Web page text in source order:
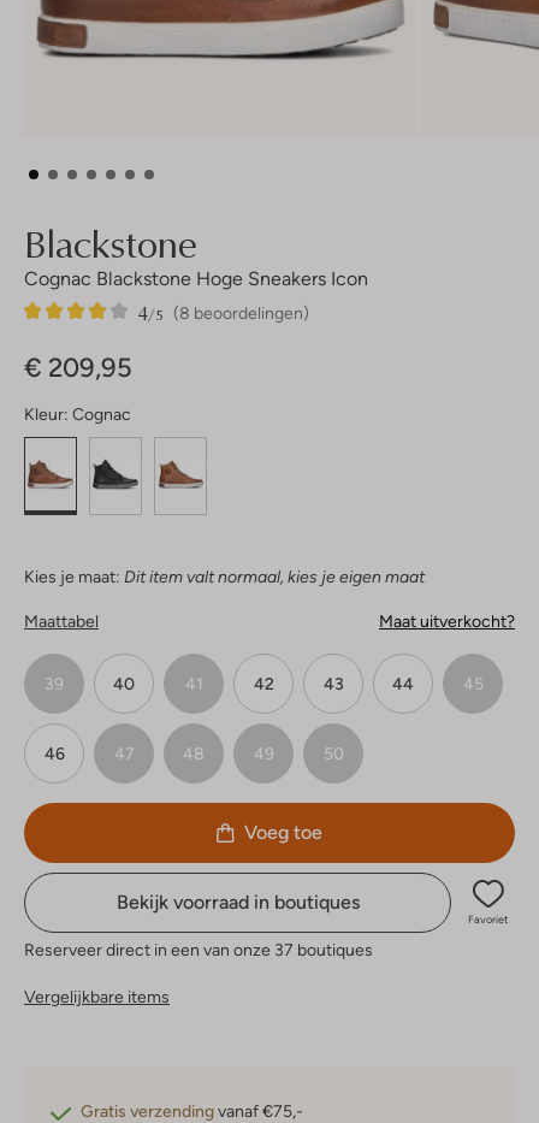
Blackstone
Cognac Blackstone Hoge Sneakers Icon
(8 beoordelingen)
4/5
8
4
€ 209,95
Kleur: Cognac
Kies je maat: Dit item valt normaal, kies je eigen maat
Maattabel Maat uitverkocht?
39 40 41 42 43 44 45
46 47 48 49 50
Voeg toe
Bekijk voorraad in boutiques
Favoriet
Reserveer direct in een van onze 37 boutiques
Vergelijkbare items
Gratis verzendingvanaf €75,-